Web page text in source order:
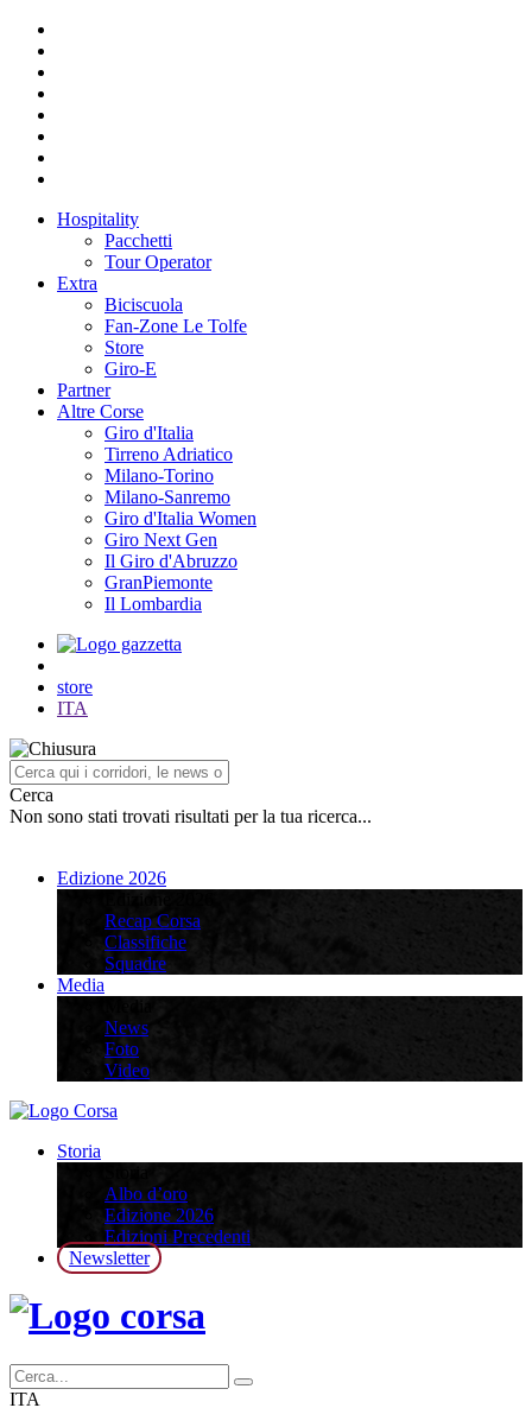
Hospitality
Pacchetti
Tour Operator
Extra
Biciscuola
Fan-Zone Le Tolfe
Store
Giro-E
Partner
Altre Corse
Giro d'Italia
Tirreno Adriatico
Milano-Torino
Milano-Sanremo
Giro d'Italia Women
Giro Next Gen
Il Giro d'Abruzzo
GranPiemonte
Il Lombardia
store
ITA
Cerca
Non sono stati trovati risultati per la tua ricerca...
Edizione 2026
Recap Corsa
Classifiche
Squadre
Media
News
Foto
Video
Storia
Albo d’oro
Edizione 2026
Edizioni Precedenti
Newsletter
ITA